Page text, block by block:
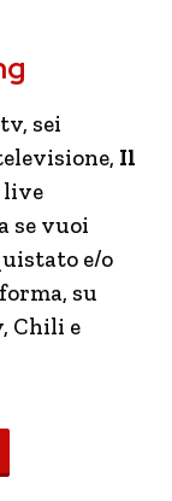
sei
Il
live
se vuoi
e/o
su
Chili e